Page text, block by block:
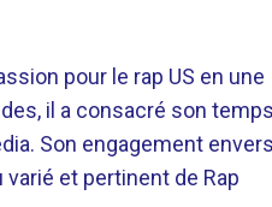
pour le rap US en une
il a consacré son temps
Son engagement envers
et pertinent de Rap